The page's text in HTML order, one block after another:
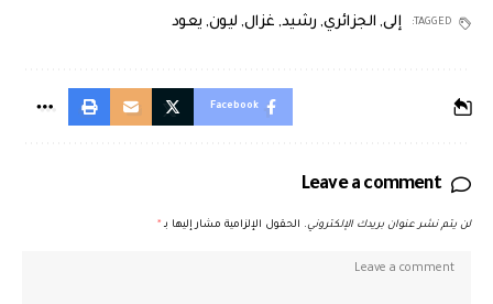
TAGGED: إلى, الجزائري, رشيد, غزال, ليون, يعود
Facebook
Leave a comment
لن يتم نشر عنوان بريدك الإلكتروني. الحقول الإلزامية مشار إليها بـ *